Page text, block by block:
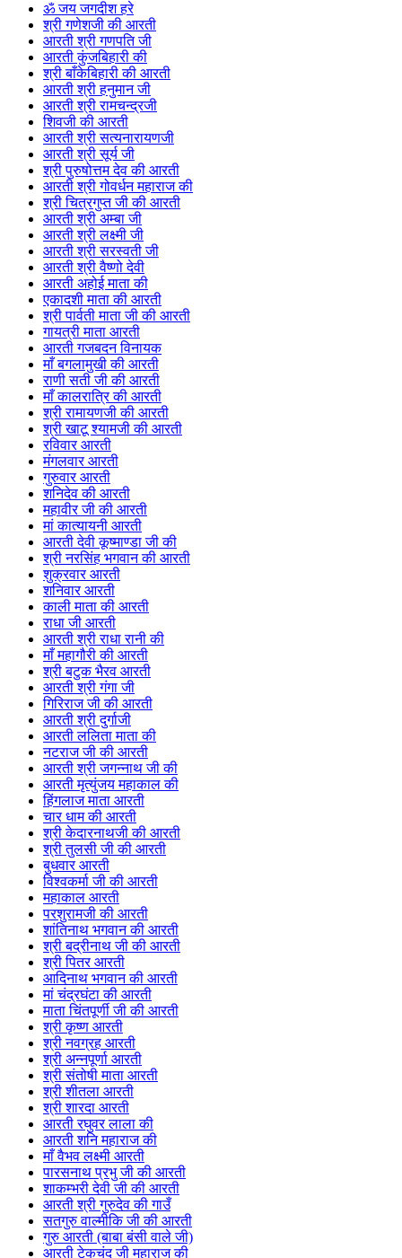
ॐ जय जगदीश हरे
श्री गणेशजी की आरती
आरती श्री गणपति जी
आरती कुंजबिहारी की
श्री बाँकेबिहारी की आरती
आरती श्री हनुमान जी
आरती श्री रामचन्द्रजी
शिवजी की आरती
आरती श्री सत्यनारायणजी
आरती श्री सूर्य जी
श्री पुरुषोत्तम देव की आरती
आरती श्री गोवर्धन महाराज की
श्री चित्रगुप्त जी की आरती
आरती श्री अम्बा जी
आरती श्री लक्ष्मी जी
आरती श्री सरस्वती जी
आरती श्री वैष्णो देवी
आरती अहोई माता की
एकादशी माता की आरती
श्री पार्वती माता जी की आरती
गायत्री माता आरती
आरती गजबदन विनायक
माँ बगलामुखी की आरती
राणी सती जी की आरती
माँ कालरात्रि की आरती
श्री रामायणजी की आरती
श्री खाटू श्यामजी की आरती
रविवार आरती
मंगलवार आरती
गुरुवार आरती
शनिदेव की आरती
महावीर जी की आरती
मां कात्यायनी आरती
आरती देवी कूष्माण्डा जी की
श्री नरसिंह भगवान की आरती
शुक्रवार आरती
शनिवार आरती
काली माता की आरती
राधा जी आरती
आरती श्री राधा रानी की
माँ महागौरी की आरती
श्री बटुक भैरव आरती
आरती श्री गंगा जी
गिरिराज जी की आरती
आरती श्री दुर्गाजी
आरती ललिता माता की
नटराज जी की आरती
आरती श्री जगन्नाथ जी की
आरती मृत्युंजय महाकाल की
हिंगलाज माता आरती
चार धाम की आरती
श्री केदारनाथजी की आरती
श्री तुलसी जी की आरती
बुधवार आरती
विश्वकर्मा जी की आरती
महाकाल आरती
परशुरामजी की आरती
शांतिनाथ भगवान की आरती
श्री बद्रीनाथ जी की आरती
श्री पितर आरती
आदिनाथ भगवान की आरती
मां चंद्रघंटा की आरती
माता चिंतपूर्णी जी की आरती
श्री कृष्ण आरती
श्री नवग्रह आरती
श्री अन्नपूर्णा आरती
श्री संतोषी माता आरती
श्री शीतला आरती
श्री शारदा आरती
आरती रघुवर लाला की
आरती शनि महाराज की
माँ वैभव लक्ष्मी आरती
पारसनाथ प्रभु जी की आरती
शाकम्भरी देवी जी की आरती
आरती श्री गुरुदेव की गाउँ
सतगुरु वाल्मीकि जी की आरती
गुरु आरती (बाबा बंसी वाले जी)
आरती टेकचंद जी महाराज की